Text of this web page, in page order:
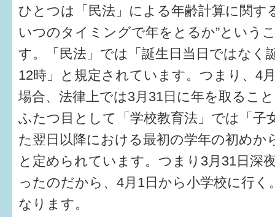
ひとつは「民法」による年齢計算に関す
いつのタイミングで年をとるか”という
す。「民法」では「誕生日当日ではなく
12時」と規定されています。つまり、4
場合、法律上では3月31日に年を取るこ
ふたつ目として「学校教育法」では「子
た翌日以降における最初の学年の初めか
と定められています。つまり3月31日深
ったのだから、4月1日から小学校に行
なります。
妊娠
出産〜3か月
3か月〜6か月
6か月〜1歳
1歳〜3歳
3歳〜就学前
就学後〜